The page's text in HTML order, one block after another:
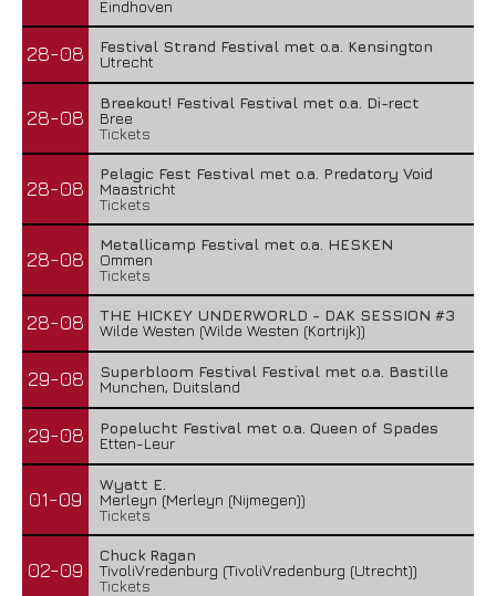
Eindhoven
28-08
Festival Strand Festival met o.a. Kensington
Utrecht
28-08
Breekout! Festival Festival met o.a. Di-rect
Bree
Tickets
28-08
Pelagic Fest Festival met o.a. Predatory Void
Maastricht
Tickets
28-08
Metallicamp Festival met o.a. HESKEN
Ommen
Tickets
28-08
THE HICKEY UNDERWORLD - DAK SESSION #3
Wilde Westen (Wilde Westen (Kortrijk))
29-08
Superbloom Festival Festival met o.a. Bastille
Munchen, Duitsland
29-08
Popelucht Festival met o.a. Queen of Spades
Etten-Leur
01-09
Wyatt E.
Merleyn (Merleyn (Nijmegen))
Tickets
02-09
Chuck Ragan
TivoliVredenburg (TivoliVredenburg (Utrecht))
Tickets